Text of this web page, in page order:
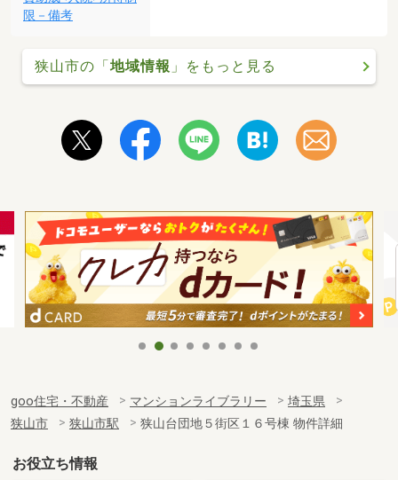
限－備考
狭山市の「地域情報 」をもっと見る
goo住宅・不動産 マンションライブラリー
埼玉県
狭山市
狭山市駅 狭山台団地５街区１６号棟 物件詳細
お役立ち情報